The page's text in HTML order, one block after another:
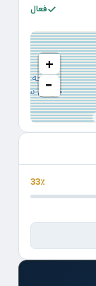
فعال
+
−
33٪